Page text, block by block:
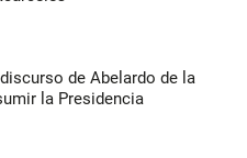
de Abelardo de la
la Presidencia